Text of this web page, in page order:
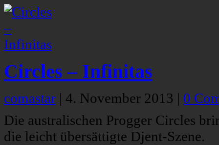
Circles – Infinitas
comastar | 4. November 2013 | 0
Die australischen Progger Circles
die leicht übersättigte Djent-Szene.